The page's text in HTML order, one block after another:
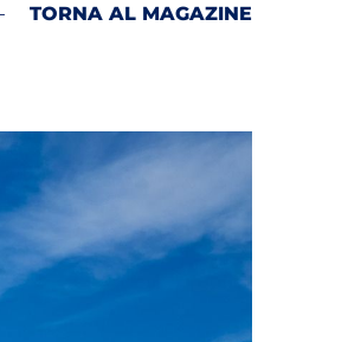
TORNA AL MAGAZINE